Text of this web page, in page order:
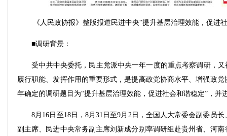
《人民政协报》整版报道民进中央“提升基层治理效能，促进
■调研背景：
受中共中央委托，民主党派中央一年一度的重点考察调研，又
履行职能、发挥作用的重要形式，是提高政党协商水平、增强政
年确定的调研题目为“提升基层治理效能，促进社会和谐稳定”，并
8月16日至18日，8月31日至9月2日，全国人大常委会副委员长
副主席、民进中央常务副主席刘新成分别率调研组赴贵州省、河